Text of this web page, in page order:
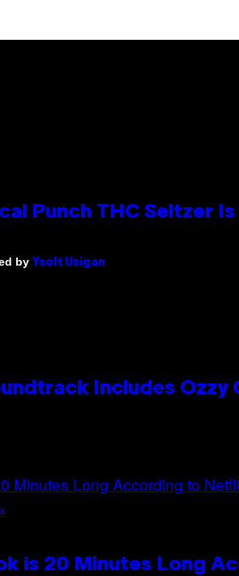
Punch THC Seltzer
by Ysolt Usigan
Includes
is 20 Minutes Long